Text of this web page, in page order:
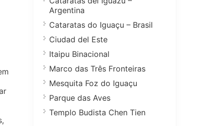
Argentina
Cataratas do Iguaçu – Brasil
Ciudad del Este
Itaipu Binacional
Marco das Três Fronteiras
Mesquita Foz do Iguaçu
Parque das Aves
Templo Budista Chen Tien